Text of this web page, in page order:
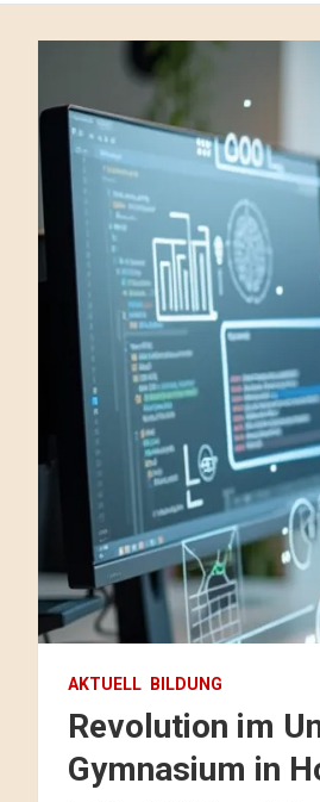
AKTUELL BILDUNG
Revolution im
Gymnasium in